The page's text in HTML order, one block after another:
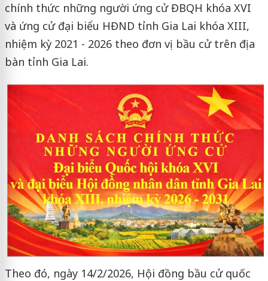
chính thức những người ứng cử ĐBQH khóa XVI
và ứng cử đại biểu HĐND tỉnh Gia Lai khóa XIII,
nhiệm kỳ 2021 - 2026 theo đơn vị bầu cử trên địa
bàn tỉnh Gia Lai.
Theo đó, ngày 14/2/2026, Hội đồng bầu cử quốc